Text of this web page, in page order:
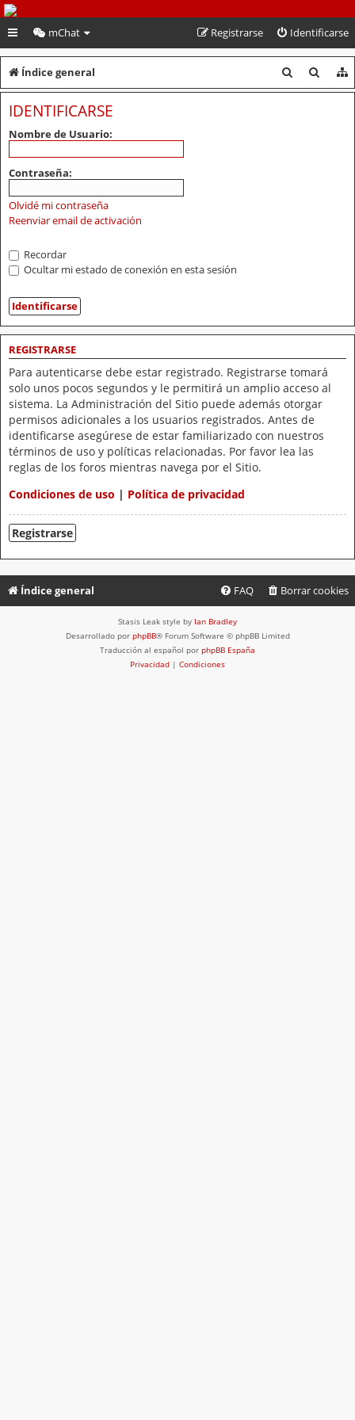
PeruVoley.com
mChat Identificarse
Registrarse
Índice general
u
u
IDENTIFICARSE
Nombre de Usuario:
Contraseña:
Olvidé mi contraseña
Reenviar email de activación
Recordar
Ocultar mi estado de conexión en esta sesión
REGISTRARSE
Para autenticarse debe estar registrado. Registrarse tomará
solo unos pocos segundos y le permitirá un amplio acceso al
sistema. La Administración del Sitio puede además otorgar
permisos adicionales a los usuarios registrados. Antes de
identificarse asegúrese de estar familiarizado con nuestros
términos de uso y políticas relacionadas. Por favor lea las
reglas de los foros mientras navega por el Sitio.
Condiciones de uso | Política de privacidad
Registrarse
Índice general Borrar cookies
FAQ
Stasis Leak style by Ian Bradley
Desarrollado por phpBB® Forum Software © phpBB Limited
Traducción al español por phpBB España
Privacidad | Condiciones